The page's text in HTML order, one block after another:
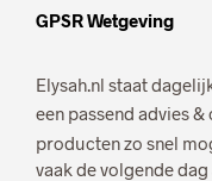
GPSR Wetgeving
Elysah.nl staat
een passend advies
producten zo snel
vaak de volgende dag